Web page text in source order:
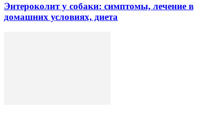
Энтероколит у собаки: симптомы, лечение в
домашних условиях, диета